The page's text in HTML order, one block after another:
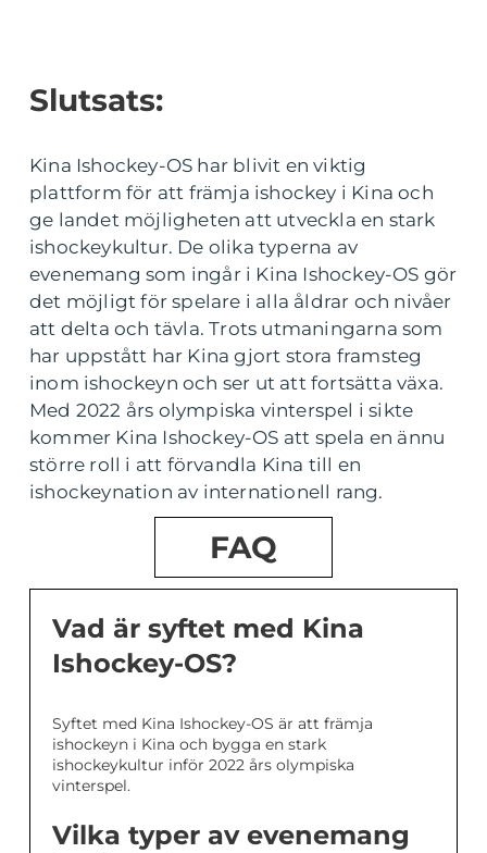
Slutsats:
Kina Ishockey-OS har blivit en viktig
plattform för att främja ishockey i Kina och
ge landet möjligheten att utveckla en stark
ishockeykultur. De olika typerna av
evenemang som ingår i Kina Ishockey-OS gör
det möjligt för spelare i alla åldrar och nivåer
att delta och tävla. Trots utmaningarna som
har uppstått har Kina gjort stora framsteg
inom ishockeyn och ser ut att fortsätta växa.
Med 2022 års olympiska vinterspel i sikte
kommer Kina Ishockey-OS att spela en ännu
större roll i att förvandla Kina till en
ishockeynation av internationell rang.
FAQ
Vad är syftet med Kina
Ishockey-OS?
Syftet med Kina Ishockey-OS är att främja
ishockeyn i Kina och bygga en stark
ishockeykultur inför 2022 års olympiska
vinterspel.
Vilka typer av evenemang